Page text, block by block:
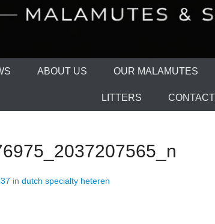
ABOUT US OUR MALAMUTES
LITTERS CONTACT
in dutch specialty heteren